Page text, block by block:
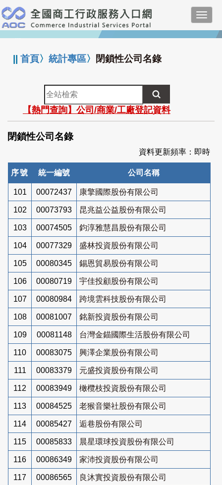
跳
到
主
要
:::
||首頁〉統計專區〉 閉鎖性公司名錄
全
站
檢
索
【熱門查詢】公司/商業/工廠登記資料
閉鎖性公司名錄
資料更新頻率：即時
序號 統一編號 公司名稱
101 00072437 康擎國際股份有限公司
102 00073793 昆兆益公益股份有限公司
103 00074505 鈞淳雅慧昌股份有限公司
104 00077329 盛林投資股份有限公司
105 00080345 錫恩貿易股份有限公司
106 00080719 宇佳投顧股份有限公司
107 00080984 跨境雲科技股份有限公司
108 00081007 銘新投資股份有限公司
109 00081148 台灣金錨國際生活股份有限公司
110 00083075 興澤企業股份有限公司
111 00083379 元盛投資股份有限公司
112 00083949 橄欖枝投資股份有限公司
113 00084525 老猴音樂社股份有限公司
114 00085427 逅巷股份有限公司
115 00085833 晨星環球投資股份有限公司
116 00086349 家沛投資股份有限公司
117 00086565 良沐實投資股份有限公司